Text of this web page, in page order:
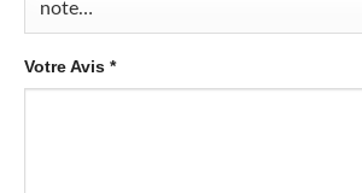
Votre Avis *